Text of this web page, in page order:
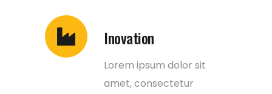
Inovation
Lorem ipsum dolor sit
amet, consectetur